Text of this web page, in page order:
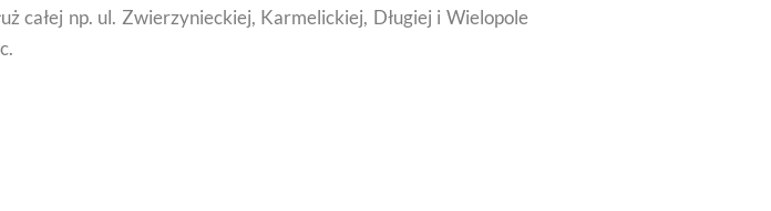
całej np. ul. Zwierzynieckiej, Karmelickiej, Długiej i Wielopole